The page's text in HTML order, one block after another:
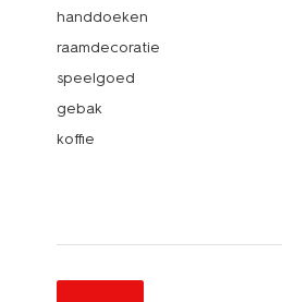
handdoeken
raamdecoratie
speelgoed
gebak
koffie